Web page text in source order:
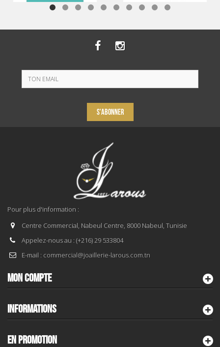
S'ABONNER
Pour plus d'information :
Centre Commercial, Nabeul Centre, 8000 Nabeul, Tunisie
Appelez-nous au : (+216) 29 533804
E-mail : commercial@joaillerie-larous.com.tn
MON COMPTE
INFORMATIONS
EN PROMOTION